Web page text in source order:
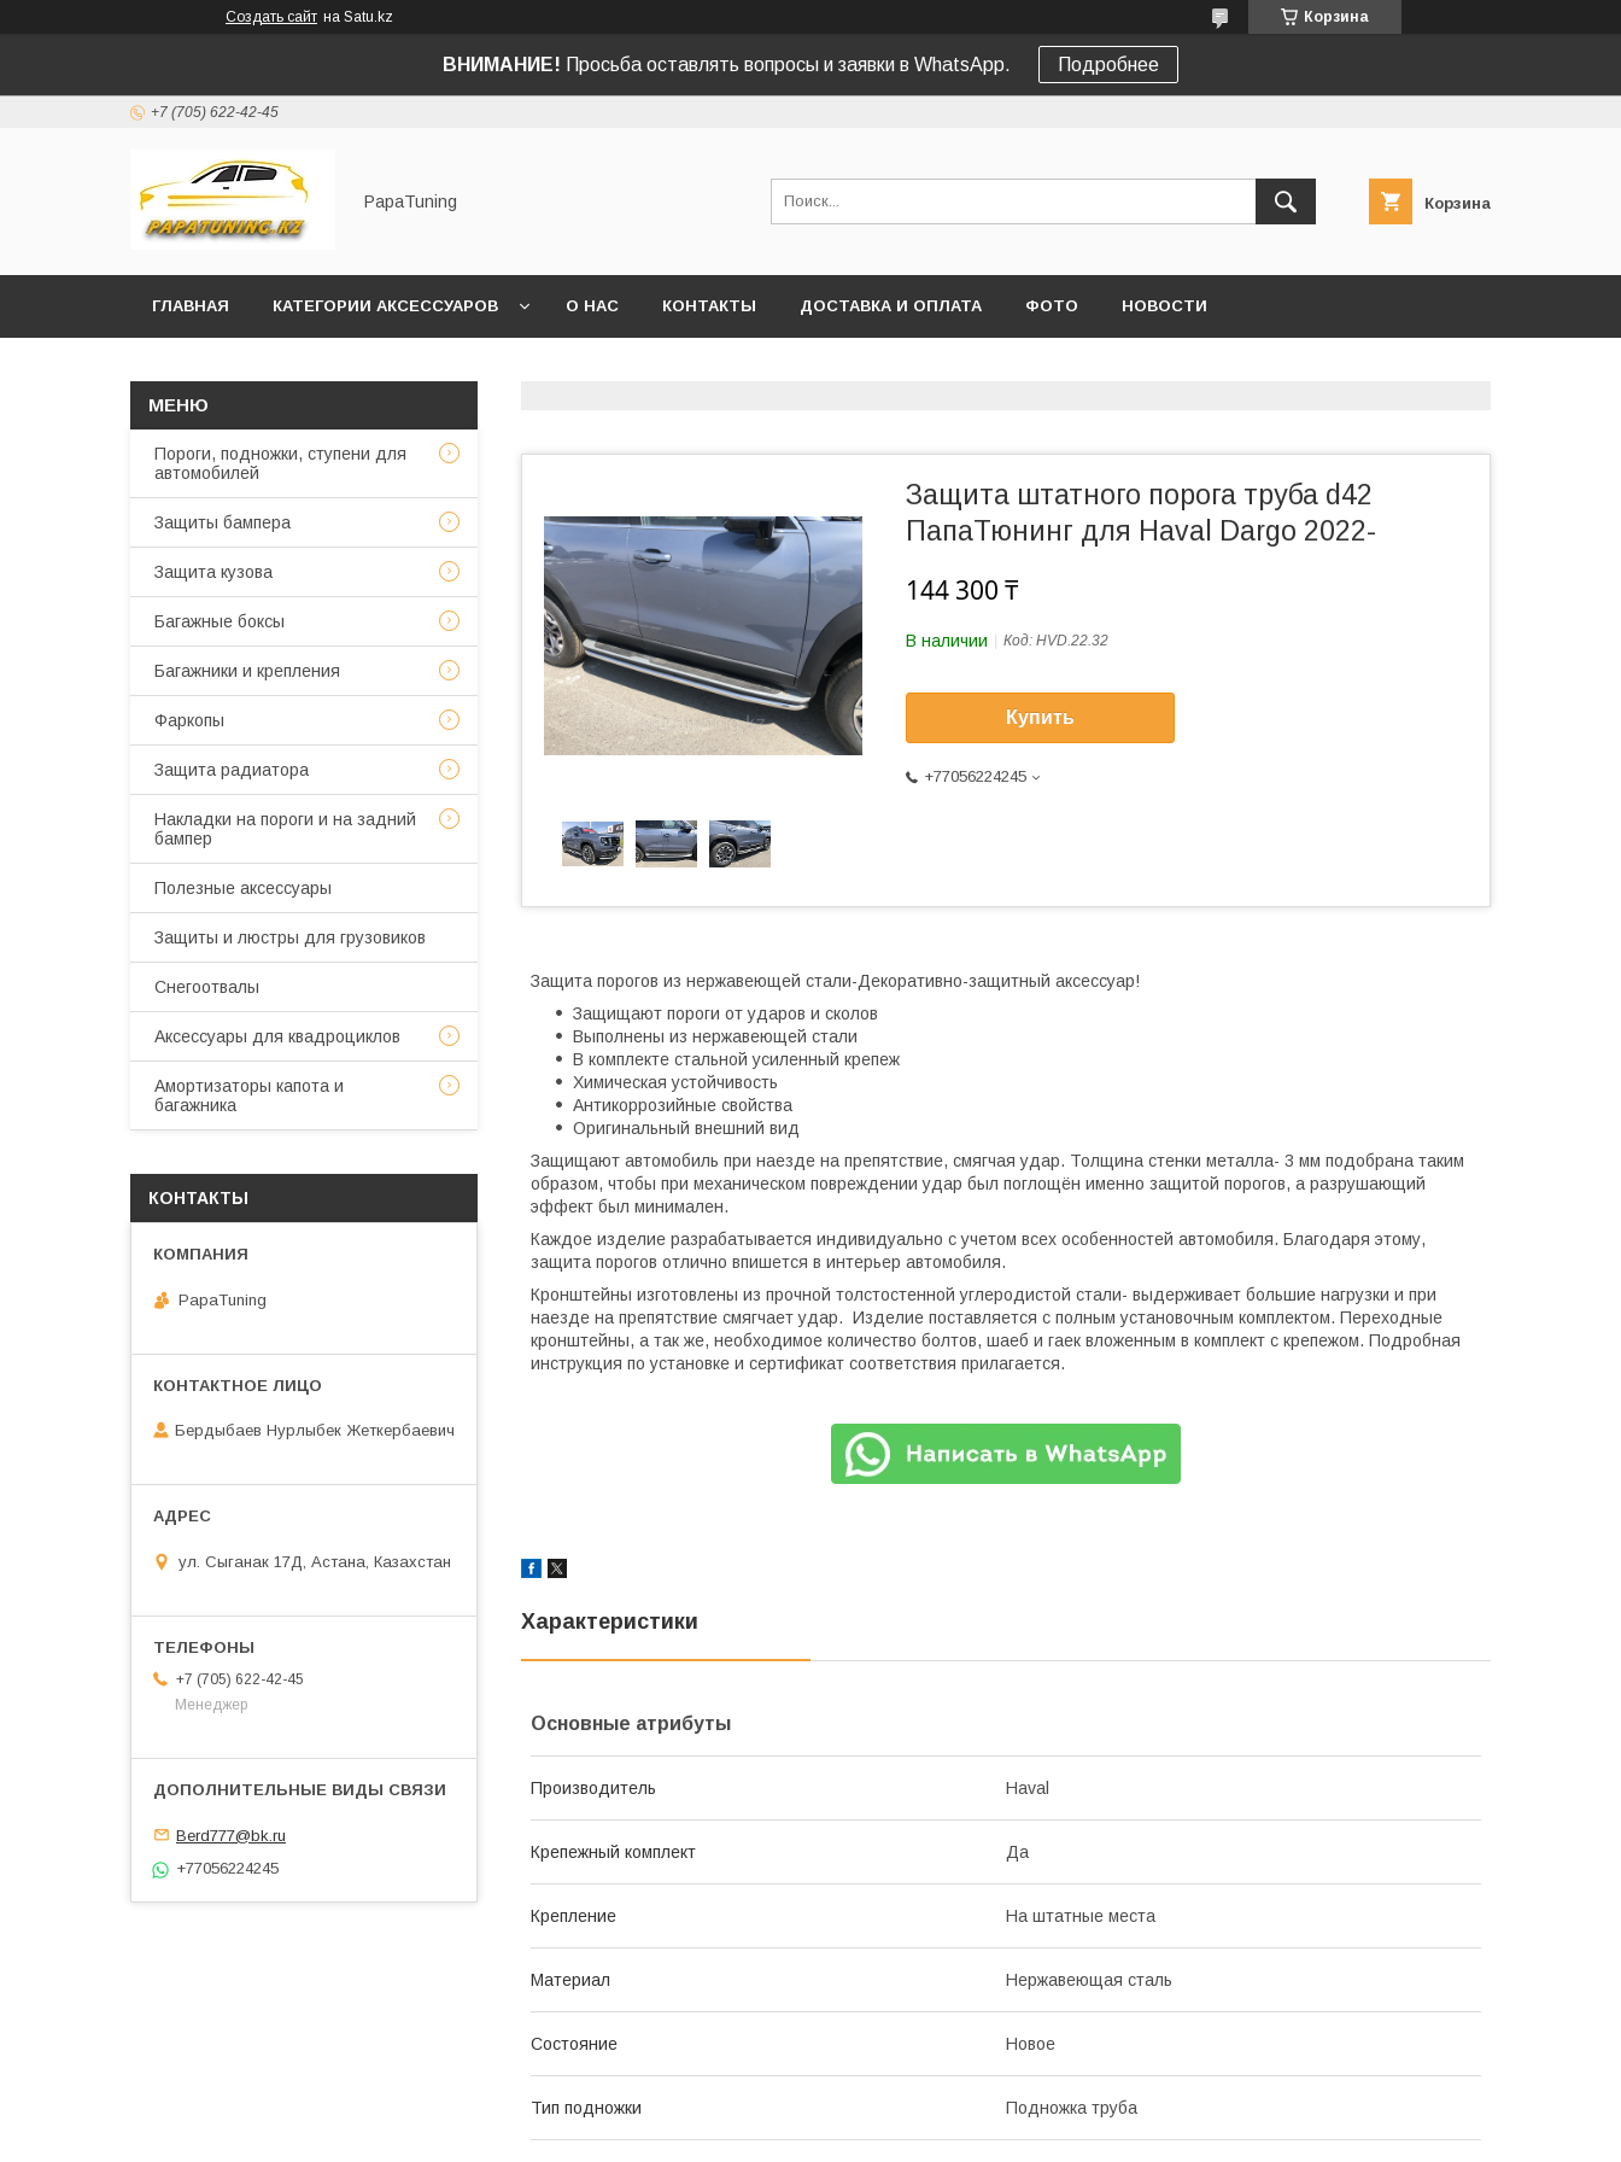
Создать сайт на Satu.kz Корзина
ВНИМАНИЕ! Просьба оставлять вопросы и заявки в WhatsApp. Подробнее
+7 (705) 622-42-45
PapaTuning Корзина
ГЛАВНАЯ КАТЕГОРИИ АКСЕССУАРОВ О НАС КОНТАКТЫ ДОСТАВКА И ОПЛАТА ФОТО НОВОСТИ
Защита штатного порога труба d42
ПапаТюнинг для Haval Dargo 2022-
144 300 ₸
В наличии Код: HVD.22.32
Купить
+77056224245
Защита порогов из нержавеющей стали-Декоративно-защитный аксессуар!
Защищают пороги от ударов и сколов
Выполнены из нержавеющей стали
В комплекте стальной усиленный крепеж
Химическая устойчивость
Антикоррозийные свойства
Оригинальный внешний вид
Защищают автомобиль при наезде на препятствие, смягчая удар. Толщина стенки металла- 3 мм подобрана таким
образом, чтобы при механическом повреждении удар был поглощён именно защитой порогов, а разрушающий
эффект был минимален.
Каждое изделие разрабатывается индивидуально с учетом всех особенностей автомобиля. Благодаря этому,
защита порогов отлично впишется в интерьер автомобиля.
Кронштейны изготовлены из прочной толстостенной углеродистой стали- выдерживает большие нагрузки и при
наезде на препятствие смягчает удар. Изделие поставляется с полным установочным комплектом. Переходные
кронштейны, а так же, необходимое количество болтов, шаеб и гаек вложенным в комплект с крепежом. Подробная
инструкция по установке и сертификат соответствия прилагается.
Характеристики
Основные атрибуты
Производитель Haval
Крепежный комплект Да
Крепление На штатные места
Материал Нержавеющая сталь
Состояние Новое
Тип подножки Подножка труба
Пороги, подножки, ступени для
автомобилей
Защиты бампера
Защита кузова
Багажные боксы
Багажники и крепления
Фаркопы
Защита радиатора
Накладки на пороги и на задний
бампер
Полезные аксессуары
Защиты и люстры для грузовиков
Снегоотвалы
Аксессуары для квадроциклов
Амортизаторы капота и
багажника
КОНТАКТЫ
PapaTuning
Бердыбаев Нурлыбек Жеткербаевич
ул. Сыганак 17Д, Астана, Казахстан
+7 (705) 622-42-45
Менеджер
Berd777@bk.ru
+77056224245